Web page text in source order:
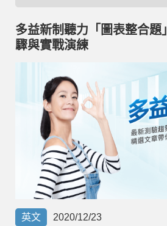
學員故事
免費資源
企業客戶
就業輔導
部落格
線上體驗
多益新制聽力「圖表整合題
驟與實戰演練
英文 2020/12/23